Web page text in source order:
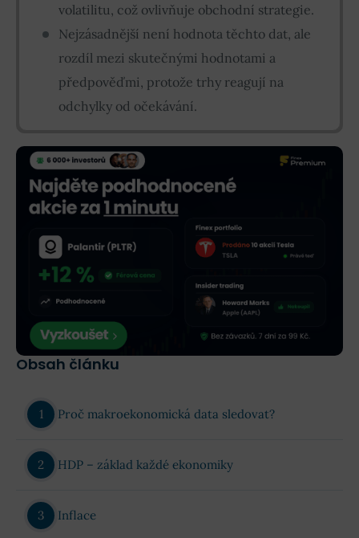
volatilitu, což ovlivňuje obchodní strategie.
Nejzásadnější není hodnota těchto dat, ale
rozdíl mezi skutečnými hodnotami a
předpověďmi, protože trhy reagují na
odchylky od očekávání.
Obsah článku
Proč makroekonomická data sledovat?
HDP – základ každé ekonomiky
Inflace